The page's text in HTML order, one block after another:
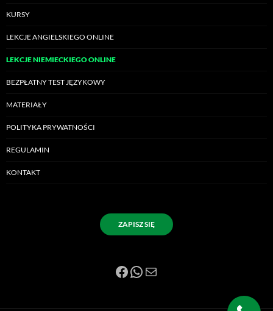
KURSY
LEKCJE ANGIELSKIEGO ONLINE
LEKCJE NIEMIECKIEGO ONLINE
BEZPŁATNY TEST JĘZYKOWY
MATERIAŁY
POLITYKA PRYWATNOŚCI
REGULAMIN
KONTAKT
ZAPISZ SIĘ
Facebook
WhatsApp
Mail